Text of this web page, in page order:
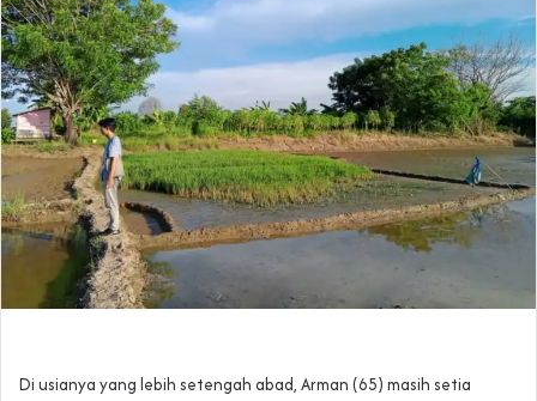
Di usianya yang lebih setengah abad, Arman (65) masih setia